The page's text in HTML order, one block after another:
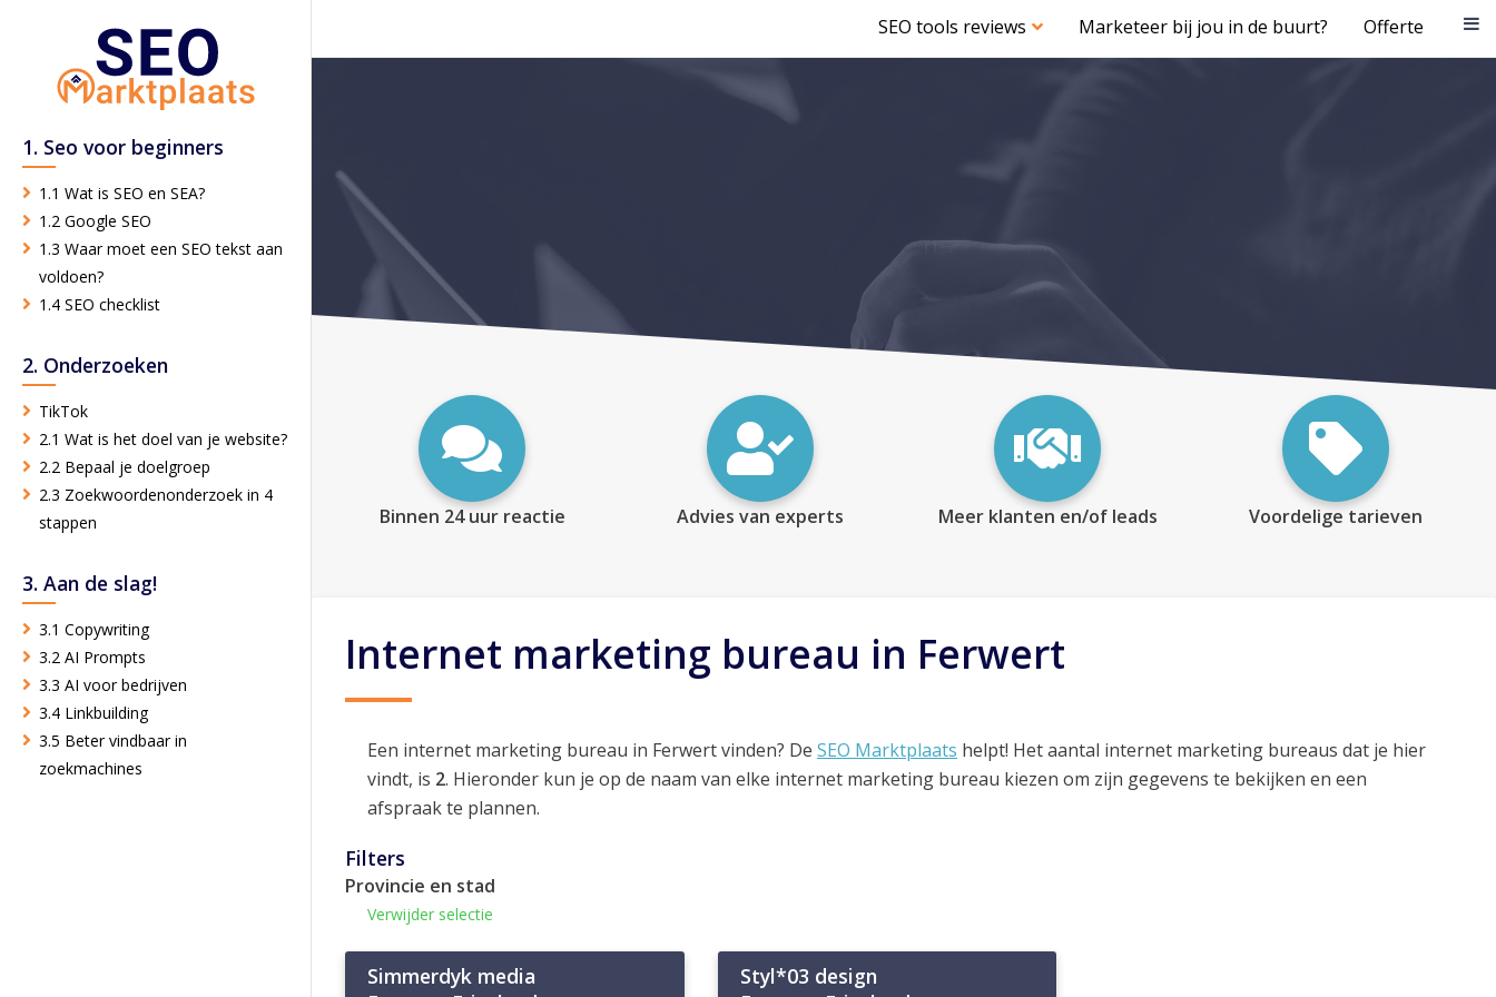
SEO tools reviews Marketeer bij jou in de buurt? Offerte
1. Seo voor beginners
1.1 Wat is SEO en SEA?
1.2 Google SEO
1.3 Waar moet een SEO tekst aan
voldoen?
1.4 SEO checklist
2. Onderzoeken
TikTok
2.1 Wat is het doel van je website?
2.2 Bepaal je doelgroep
2.3 Zoekwoordenonderzoek in 4
stappen
3. Aan de slag!
3.1 Copywriting
3.2 AI Prompts
3.3 AI voor bedrijven
3.4 Linkbuilding
3.5 Beter vindbaar in
zoekmachines
Binnen 24 uur reactie Advies van experts Meer klanten en/of leads Voordelige tarieven
Internet marketing bureau in Ferwert
Een internet marketing bureau in Ferwert vinden? De SEO Marktplaats helpt! Het aantal internet marketing bureaus dat je hier
vindt, is 2. Hieronder kun je op de naam van elke internet marketing bureau kiezen om zijn gegevens te bekijken en een
afspraak te plannen.
Filters
Provincie en stad
Verwijder selectie
Simmerdyk media
Styl*03 design